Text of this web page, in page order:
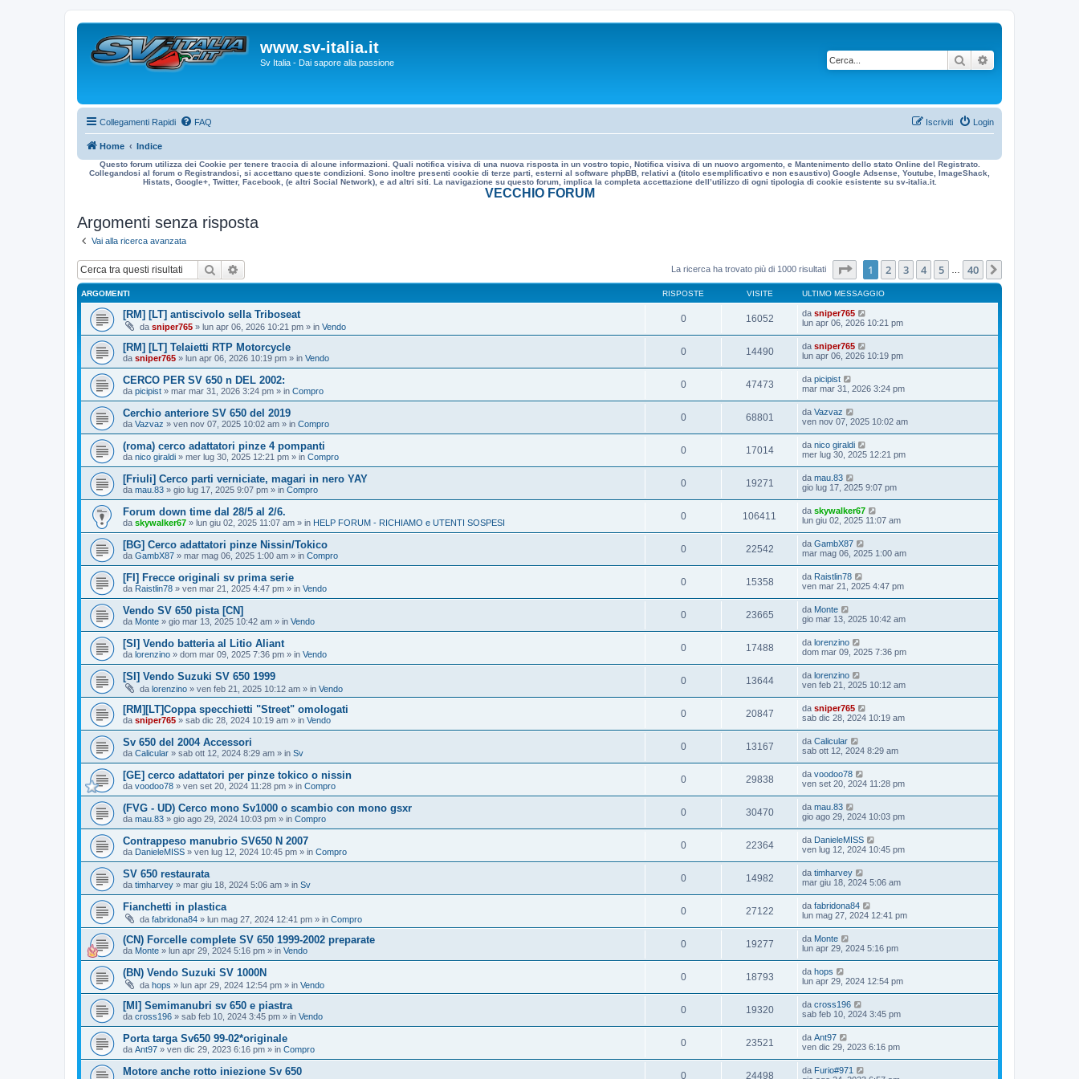
www.sv-italia.it
Sv Italia - Dai sapore alla passione Cerca
Collegamenti Rapidi FAQ Login
Iscriviti
Home Indice
Questo forum utilizza dei Cookie per tenere traccia di alcune informazioni. Quali notifica visiva di una nuova risposta in un vostro topic, Notifica visiva di un nuovo argomento, e Mantenimento dello stato Online del Registrato.
Collegandosi al forum o Registrandosi, si accettano queste condizioni. Sono inoltre presenti cookie di terze parti, esterni al software phpBB, relativi a (titolo esemplificativo e non esaustivo) Google Adsense, Youtube, ImageShack,
Histats, Google+, Twitter, Facebook, (e altri Social Network), e ad altri siti. La navigazione su questo forum, implica la completa accettazione dell’utilizzo di ogni tipologia di cookie esistente su sv-italia.it.
VECCHIO FORUM
Argomenti senza risposta
Vai alla ricerca avanzata
Cerca La ricerca ha trovato più di 1000 risultati Pagina1 di
1 2 3 4 5 40
ARGOMENTI RISPOSTE VISITE ULTIMO MESSAGGIO
[RM] [LT] antiscivolo sella Triboseat
da sniper765 » lun apr 06, 2026 10:21 pm » in Vendo
0 16052 da sniper765
lun apr 06, 2026 10:21 pm
[RM] [LT] Telaietti RTP Motorcycle
da sniper765 » lun apr 06, 2026 10:19 pm » in Vendo
0 14490 da sniper765
lun apr 06, 2026 10:19 pm
CERCO PER SV 650 n DEL 2002:
da picipist » mar mar 31, 2026 3:24 pm » in Compro
0 47473 da picipist
mar mar 31, 2026 3:24 pm
Cerchio anteriore SV 650 del 2019
da Vazvaz » ven nov 07, 2025 10:02 am » in Compro
0 68801 da Vazvaz
ven nov 07, 2025 10:02 am
(roma) cerco adattatori pinze 4 pompanti
da nico giraldi » mer lug 30, 2025 12:21 pm » in Compro
0 17014 da nico giraldi
mer lug 30, 2025 12:21 pm
[Friuli] Cerco parti verniciate, magari in nero YAY
da mau.83 » gio lug 17, 2025 9:07 pm » in Compro
0 19271 da mau.83
gio lug 17, 2025 9:07 pm
Forum down time dal 28/5 al 2/6.
da skywalker67 » lun giu 02, 2025 11:07 am » in HELP FORUM - RICHIAMO e UTENTI SOSPESI
0 106411 da skywalker67
lun giu 02, 2025 11:07 am
[BG] Cerco adattatori pinze Nissin/Tokico
da GambX87 » mar mag 06, 2025 1:00 am » in Compro
0 22542 da GambX87
mar mag 06, 2025 1:00 am
[FI] Frecce originali sv prima serie
da Raistlin78 » ven mar 21, 2025 4:47 pm » in Vendo
0 15358 da Raistlin78
ven mar 21, 2025 4:47 pm
Vendo SV 650 pista [CN]
da Monte » gio mar 13, 2025 10:42 am » in Vendo
0 23665 da Monte
gio mar 13, 2025 10:42 am
[SI] Vendo batteria al Litio Aliant
da lorenzino » dom mar 09, 2025 7:36 pm » in Vendo
0 17488 da lorenzino
dom mar 09, 2025 7:36 pm
[SI] Vendo Suzuki SV 650 1999
da lorenzino » ven feb 21, 2025 10:12 am » in Vendo
0 13644 da lorenzino
ven feb 21, 2025 10:12 am
[RM][LT]Coppa specchietti "Street" omologati
da sniper765 » sab dic 28, 2024 10:19 am » in Vendo
0 20847 da sniper765
sab dic 28, 2024 10:19 am
Sv 650 del 2004 Accessori
da Calicular » sab ott 12, 2024 8:29 am » in Sv
0 13167 da Calicular
sab ott 12, 2024 8:29 am
[GE] cerco adattatori per pinze tokico o nissin
da voodoo78 » ven set 20, 2024 11:28 pm » in Compro
0 29838 da voodoo78
ven set 20, 2024 11:28 pm
(FVG - UD) Cerco mono Sv1000 o scambio con mono gsxr
da mau.83 » gio ago 29, 2024 10:03 pm » in Compro
0 30470 da mau.83
gio ago 29, 2024 10:03 pm
Contrappeso manubrio SV650 N 2007
da DanieleMISS » ven lug 12, 2024 10:45 pm » in Compro
0 22364 da DanieleMISS
ven lug 12, 2024 10:45 pm
SV 650 restaurata
da timharvey » mar giu 18, 2024 5:06 am » in Sv
0 14982 da timharvey
mar giu 18, 2024 5:06 am
Fianchetti in plastica
da fabridona84 » lun mag 27, 2024 12:41 pm » in Compro
0 27122 da fabridona84
lun mag 27, 2024 12:41 pm
(CN) Forcelle complete SV 650 1999-2002 preparate
da Monte » lun apr 29, 2024 5:16 pm » in Vendo
0 19277 da Monte
lun apr 29, 2024 5:16 pm
(BN) Vendo Suzuki SV 1000N
da hops » lun apr 29, 2024 12:54 pm » in Vendo
0 18793 da hops
lun apr 29, 2024 12:54 pm
[MI] Semimanubri sv 650 e piastra
da cross196 » sab feb 10, 2024 3:45 pm » in Vendo
0 19320 da cross196
sab feb 10, 2024 3:45 pm
Porta targa Sv650 99-02*originale
da Ant97 » ven dic 29, 2023 6:16 pm » in Compro
0 23521 da Ant97
ven dic 29, 2023 6:16 pm
Motore anche rotto iniezione Sv 650 0 24498 da Furio#971